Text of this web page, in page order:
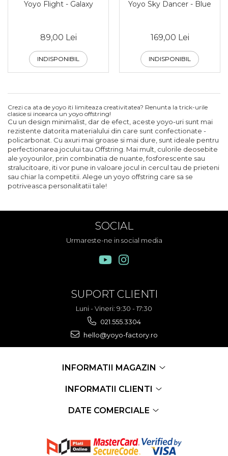
Yoyo Flight - Galaxy
89,00 Lei
INDISPONIBIL
Yoyo Sky Dancer - Blue
169,00 Lei
INDISPONIBIL
Crezi ca ata de yoyo iti limiteaza creativitatea? Renunta la trick-urile
clasice si incearca un yoyo offstring!
Cu un design minimalist, dar de efect, aceste yoyo-uri sunt mai
rezistente datorita materialului din care sunt confectionate -
policarbonat. Cu axuri mai groase si mai dure, sunt ideale pentru
perfectionarea jocului tau Offstring. Mai mult, culorile deosebite
ale yoyourilor, prin combinatia de nuante, fosforescente sau
stralucitoare, iti vor pune in valoare jocul in cercul tau de prieteni
sau chiar la competitii. Alege un yoyo offstring care sa se
potriveasca personalitatii tale!
SOCIAL
Urmareste-ne in social media
SUPORT CLIENTI
Luni - Vineri: 9:30 - 17:30
021.555.3304
hello@yoyo-factory.ro
INFORMATII MAGAZIN
INFORMATII CLIENTI
DATE COMERCIALE